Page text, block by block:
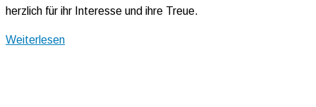
herzlich für ihr Interesse und ihre Treue.
Weiterlesen